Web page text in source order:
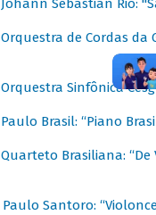
Johann Sebastian Rio:
Orquestra de Cordas da
Orquestra Sinfônica
Paulo Brasil: “Piano
Quarteto Brasiliana: “De
Paulo Santoro: